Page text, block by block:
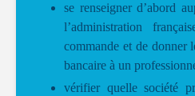
se renseigner d’abord
l’administration
commande et de donner
bancaire à un
vérifier quelle société